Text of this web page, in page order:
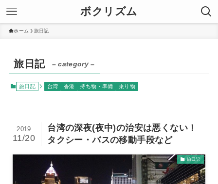
ボクリズム
ホーム 旅日記
旅日記 – category –
旅日記 台湾 香港 持ち物・準備 乗り物
台湾の深夜(夜中)の治安は悪くない！
タクシー・バスの移動手段など
2019
11/20
旅日記